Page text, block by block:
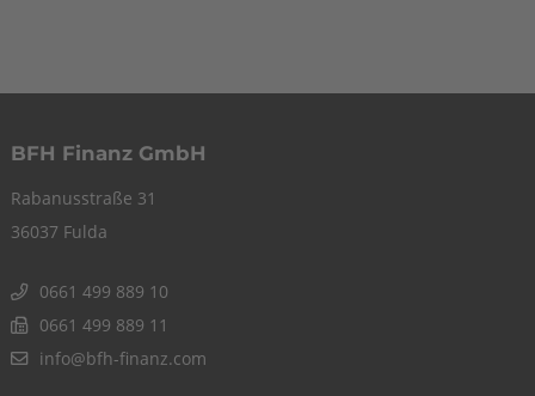
BFH Finanz GmbH
Rabanusstraße 31
36037 Fulda
0661 499 889 10
0661 499 889 11
info@bfh-finanz.com